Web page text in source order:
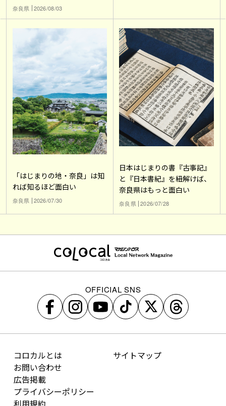
奈良県 2026/08/03
「はじまりの地・奈良」は知
れば知るほど面白い
奈良県 2026/07/30
日本はじまりの書『古事記』
と『日本書紀』を紐解けば、
奈良県はもっと面白い
奈良県 2026/07/28
OFFICIAL SNS
コロカルとは
お問い合わせ
広告掲載
プライバシーポリシー
サイトマップ